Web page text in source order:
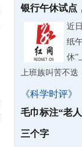
银行午休试点
近
纸
休”
上班族叫苦不迭
《科学时评》
毛巾标注“老
三个字